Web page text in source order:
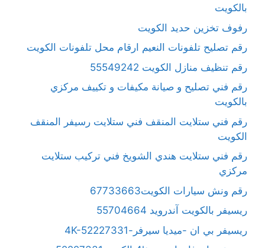
بالكويت
رفوف تخزين حديد الكويت
رقم تصليح تلفونات النعيم ارقام محل تلفونات الكويت
رقم تنظيف منازل الكويت 55549242
رقم فني تصليح و صيانة مكيفات و تكييف مركزي
بالكويت
رقم فني ستلايت المنقف فني ستلايت رسيفر المنقف
الكويت
رقم فني ستلايت هندي الشويخ فني تركيب ستلايت
مركزي
رقم ونش سيارات الكويت67733663
ريسيفر بالكويت آندرويد 55704664
ريسيفر بي ان -ميديا سيرفر-4K-52227331